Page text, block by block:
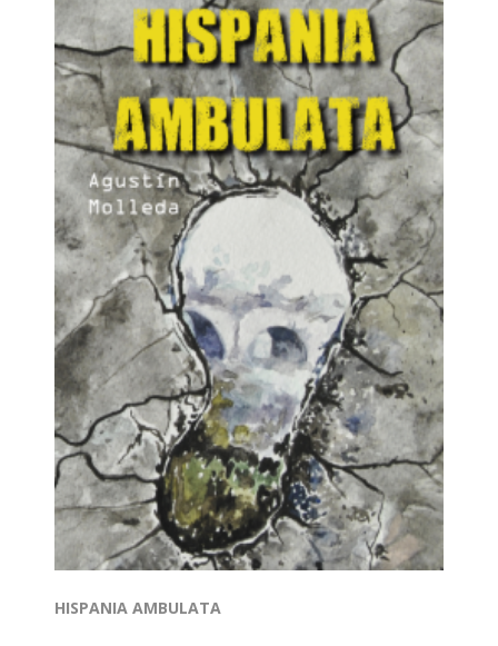
bajo el mandamiento de las Hijas de la Caridad,
institución religiosa bendecida por la Excma.
Diputación Provincial de León allá por los años
cincuenta y sesenta del pasado siglo para que
tomaran a su cargo el destino infantil y juvenil de
aquellas muchachas. No obstante, el tiempo
transcurrido, la memoria de las entonces acogidas en
el pabellón Virgen María de la Ciudad Residencial
Infantil San Cayetano continua viva y fresca y con
escasos regateos al olvido. Al igual que los niños del
pabellón San José, sometidos entonces al yugo de los
Terciarios Capuchinos; las niñas pocas veces se
retiraban a la cama a descansar, sino a imaginar lo
que les depararía el día siguiente cuando las monjas
se ajustaran la toca y comenzaran a repartir
estampas, rosarios, oraciones y mandobles porque
sí, porque tenían razón o porque no la tenían. Cuando
amanecía, una nube negra invadía todo el complejo
de la Ciudad Residencial Infantil San Cayetano. ¡Ave
María Purísima
HISPANIA AMBULATA